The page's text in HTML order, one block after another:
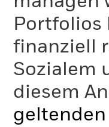
Portfolios
finanziell
Sozialem
diesem